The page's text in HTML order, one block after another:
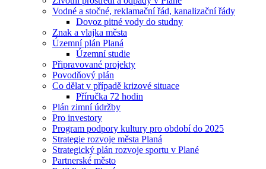
Vodné a stočné, reklamační řád, kanalizační řády
Dovoz pitné vody do studny
Znak a vlajka města
Územní plán Planá
Územní studie
Připravované projekty
Povodňový plán
Co dělat v případě krizové situace
Příručka 72 hodin
Plán zimní údržby
Pro investory
Program podpory kultury pro období do 2025
Strategie rozvoje města Planá
Strategický plán rozvoje sportu v Plané
Partnerské město